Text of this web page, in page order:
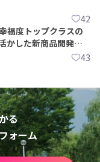
42
福度トップクラスの
かした新商品開発＆
43
る
ォーム